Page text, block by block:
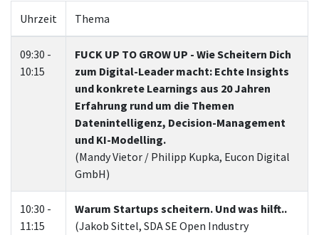
Uhrzeit Thema
09:30 -
10:15
FUCK UP TO GROW UP - Wie Scheitern Dich
zum Digital-Leader macht: Echte Insights
und konkrete Learnings aus 20 Jahren
Erfahrung rund um die Themen
Datenintelligenz, Decision-Management
und KI-Modelling.
(Mandy Vietor / Philipp Kupka, Eucon Digital
GmbH)
10:30 -
11:15
Warum Startups scheitern. Und was hilft..
(Jakob Sittel, SDA SE Open Industry